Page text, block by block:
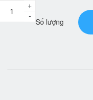
Số lượng
-
+